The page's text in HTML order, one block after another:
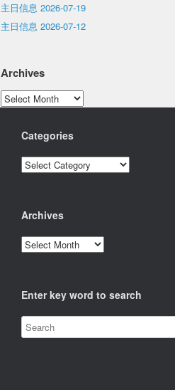
主日信息 2026-07-19
主日信息 2026-07-12
Archives
Archives
Categories
Categories
Archives
Archives
Enter key word to search